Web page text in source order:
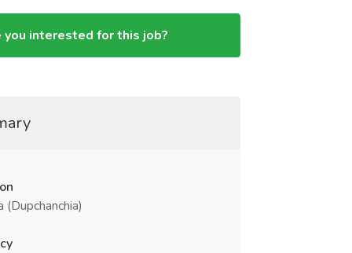
you interested for this job?
(Dupchanchia)